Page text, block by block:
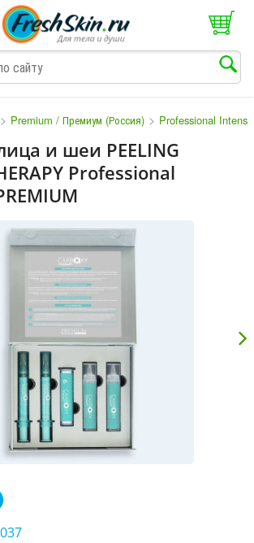
> Premium / Премиум (Россия) > Professional
и шеи PEELING
Professional
Q S T